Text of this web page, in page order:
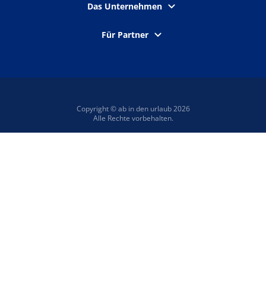
Das Unternehmen
Für Partner
Copyright © ab in den urlaub 2026
Alle Rechte vorbehalten.